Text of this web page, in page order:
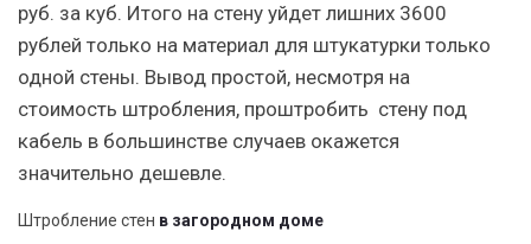
руб. за куб. Итого на стену уйдет лишних 3600
рублей только на материал для штукатурки только
одной стены. Вывод простой, несмотря на
стоимость штробления, проштробить стену под
кабель в большинстве случаев окажется
значительно дешевле.
Штробление стен в загородном доме